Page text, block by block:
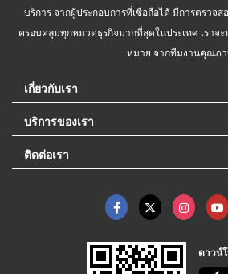
บริการ จากผู้ประกอบการที่เชื่อถือได้ มีการตรวจ
ครอบคลุมทุกหมวดธุรกิจมากที่สุดในประเทศ เราจ
หมาย จากทีมงานคุณภ
เกี่ยวกับเรา
บริการของเรา
ติดต่อเรา
ดาวน์